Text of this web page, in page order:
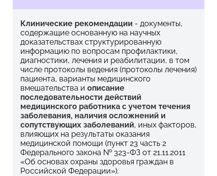
Клинические рекомендации - документы,
содержащие основанную на научных
доказательствах структурированную
информацию по вопросам профилактики,
диагностики, лечения и реабилитации, в том
числе протоколы ведения (протоколы лечения)
пациента, варианты медицинского
вмешательства и описание
последовательности действий
медицинского работника с учетом течения
заболевания, наличия осложнений и
сопутствующих заболеваний, иных факторов,
влияющих на результаты оказания
медицинской помощи (пункт 23 часть 2
Федерального закона № 323-ФЗ от 21.11.2011
«Об основах охраны здоровья граждан в
Российской Федерации»).